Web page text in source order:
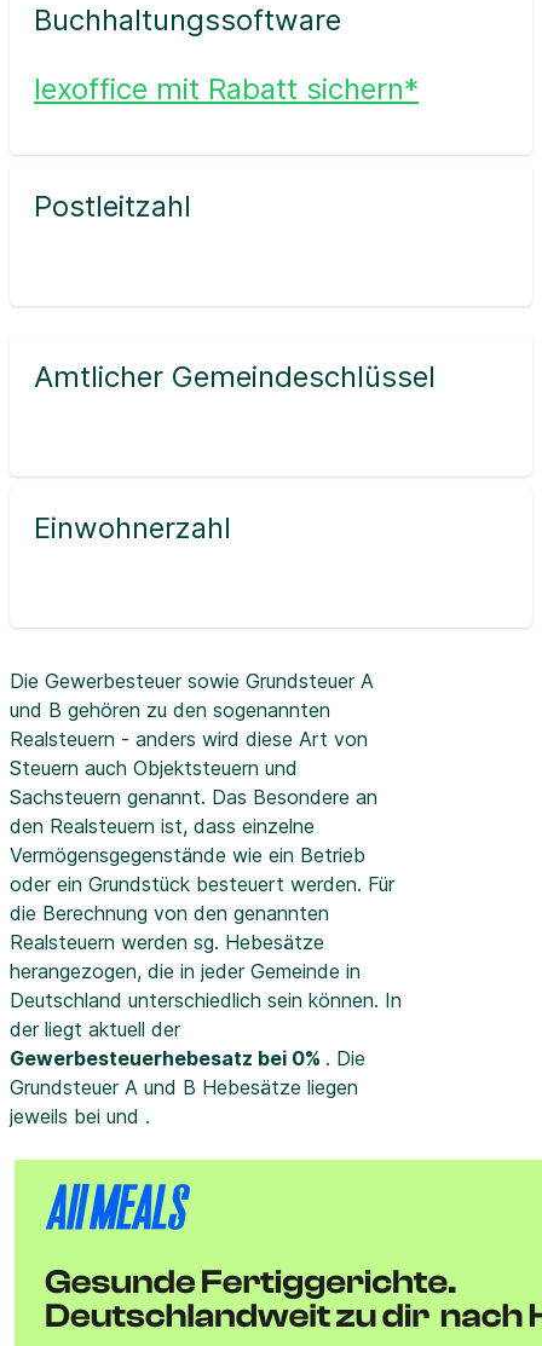
Buchhaltungssoftware
lexoffice mit Rabatt sichern*
Postleitzahl
Amtlicher Gemeindeschlüssel
Einwohnerzahl
Die Gewerbesteuer sowie Grundsteuer A
und B gehören zu den sogenannten
Realsteuern - anders wird diese Art von
Steuern auch Objektsteuern und
Sachsteuern genannt. Das Besondere an
den Realsteuern ist, dass einzelne
Vermögensgegenstände wie ein Betrieb
oder ein Grundstück besteuert werden. Für
die Berechnung von den genannten
Realsteuern werden sg. Hebesätze
herangezogen, die in jeder Gemeinde in
Deutschland unterschiedlich sein können. In
der liegt aktuell der
Gewerbesteuerhebesatz bei 0% . Die
Grundsteuer A und B Hebesätze liegen
jeweils bei und .